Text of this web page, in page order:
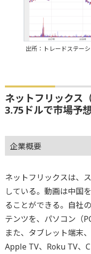
出所：トレードステー
ネットフリックス
3.75ドルで市場予
企業概要
ネットフリックスは、
している。動画は中国
ることができる。自社
テンツを、パソコン（
また、タブレット端末
Apple TV、Roku TV、